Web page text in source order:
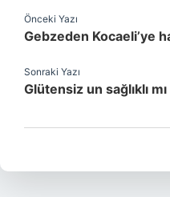
Önceki Yazı
Gebzeden Kocaeli’ye
Sonraki Yazı
Glütensiz un sağlıklı mı